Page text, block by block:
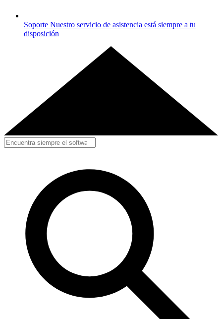
Soporte Nuestro servicio de asistencia está siempre a tu
disposición